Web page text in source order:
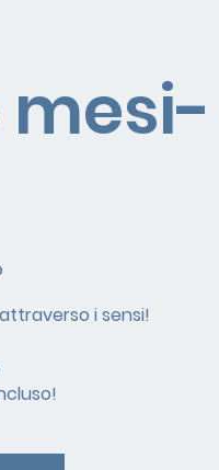
i sensi!